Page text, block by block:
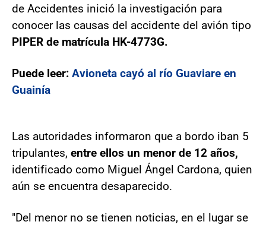
de Accidentes inició la investigación para
conocer las causas del accidente del avión tipo
PIPER de matrícula HK-4773G.
Puede leer: Avioneta cayó al río Guaviare en
Guainía
Las autoridades informaron que a bordo iban 5
tripulantes, entre ellos un menor de 12 años,
identificado como Miguel Ángel Cardona, quien
aún se encuentra desaparecido.
"Del menor no se tienen noticias, en el lugar se